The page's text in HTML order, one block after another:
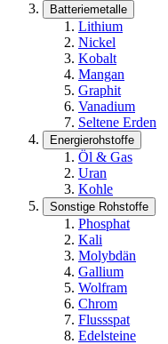
Batteriemetalle
Lithium
Nickel
Kobalt
Mangan
Graphit
Vanadium
Seltene Erden
Energierohstoffe
Öl & Gas
Uran
Kohle
Sonstige Rohstoffe
Phosphat
Kali
Molybdän
Gallium
Wolfram
Chrom
Flussspat
Edelsteine